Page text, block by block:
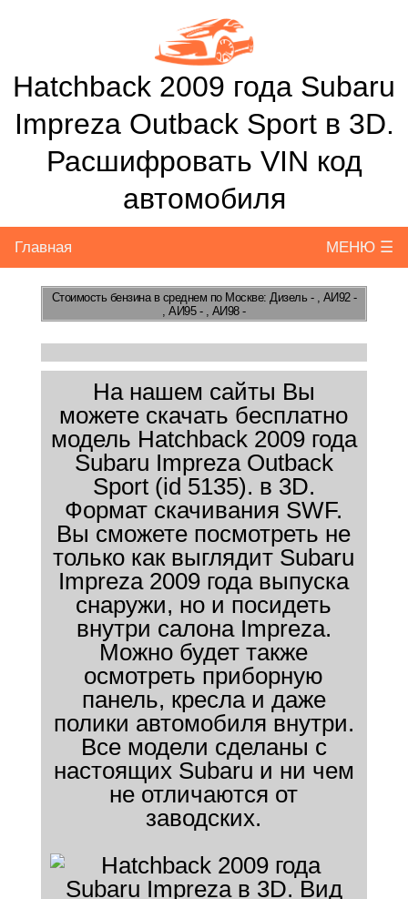
Hatchback 2009 года Subaru
Impreza Outback Sport в 3D.
Расшифровать VIN код
автомобиля
Главная МЕНЮ ☰
Стоимость бензинав среднем по Москве: Дизель - , АИ92 -
, АИ95 - , АИ98 -
На нашем сайты Вы
можете скачать бесплатно
модель Hatchback 2009 года
Subaru Impreza Outback
Sport (id 5135). в 3D.
Формат скачивания SWF.
Вы сможете посмотреть не
только как выглядит Subaru
Impreza 2009 года выпуска
снаружи, но и посидеть
внутри салона Impreza.
Можно будет также
осмотреть приборную
панель, кресла и даже
полики автомобиля внутри.
Все модели сделаны с
настоящих Subaru и ни чем
не отличаются от
заводских.